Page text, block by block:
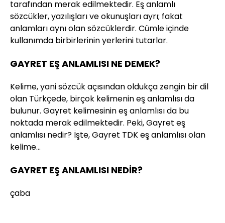
tarafından merak edilmektedir. Eş anlamlı
sözcükler, yazılışları ve okunuşları ayrı; fakat
anlamları aynı olan sözcüklerdir. Cümle içinde
kullanımda birbirlerinin yerlerini tutarlar.
GAYRET EŞ ANLAMLISI NE DEMEK?
Kelime, yani sözcük açısından oldukça zengin bir dil
olan Türkçede, birçok kelimenin eş anlamlısı da
bulunur. Gayret kelimesinin eş anlamlısı da bu
noktada merak edilmektedir. Peki, Gayret eş
anlamlısı nedir? İşte, Gayret TDK eş anlamlısı olan
kelime…
GAYRET EŞ ANLAMLISI NEDİR?
çaba